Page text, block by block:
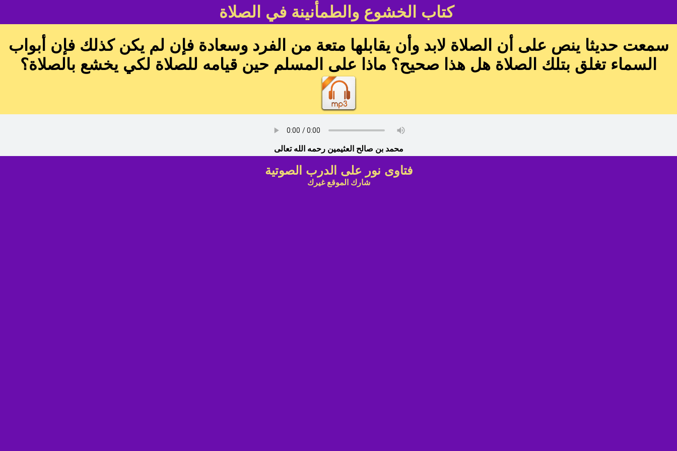
كتاب الخشوع والطمأنينة في الصلاة
سمعت حديثا ينص على أن الصلاة لابد وأن يقابلها متعة من الفرد وسعادة فإن لم يكن كذلك فإن أبواب
السماء تغلق بتلك الصلاة هل هذا صحيح؟ ماذا على المسلم حين قيامه للصلاة لكي يخشع بالصلاة؟
محمد بن صالح العثيمين رحمه الله تعالى
فتاوى نور على الدرب الصوتية
شارك الموقع غيرك